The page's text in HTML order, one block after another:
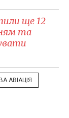
ще 12
та
АВІАЦІЯ